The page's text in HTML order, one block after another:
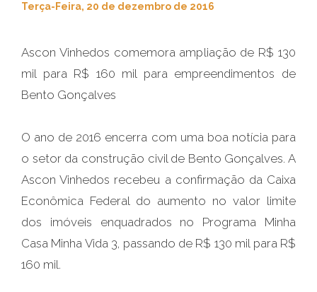
Terça-Feira, 20 de dezembro de 2016
Ascon Vinhedos comemora ampliação de R$ 130
mil para R$ 160 mil para empreendimentos de
Bento Gonçalves
O ano de 2016 encerra com uma boa notícia para
o setor da construção civil de Bento Gonçalves. A
Ascon Vinhedos recebeu a confirmação da Caixa
Econômica Federal do aumento no valor limite
dos imóveis enquadrados no Programa Minha
Casa Minha Vida 3, passando de R$ 130 mil para R$
160 mil.